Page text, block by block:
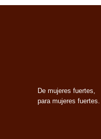
De mujeres fuertes,
para mujeres fuertes.